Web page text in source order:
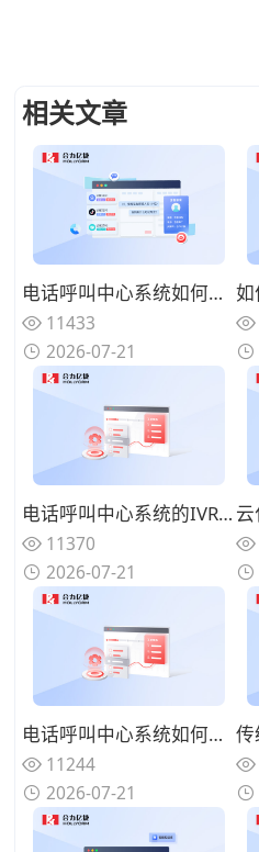
相关文章
电话呼叫中心系统如何与在线渠道融合？全触点统一路由的协同方案
11433
2026-07-21
电话呼叫中心系统的IVR设计有哪些技巧？告别迷宫式菜单的用户友好设计
11370
2026-07-21
电话呼叫中心系统如何实现来电智能分配？路由策略优化坐席资源调配
11244
2026-07-21